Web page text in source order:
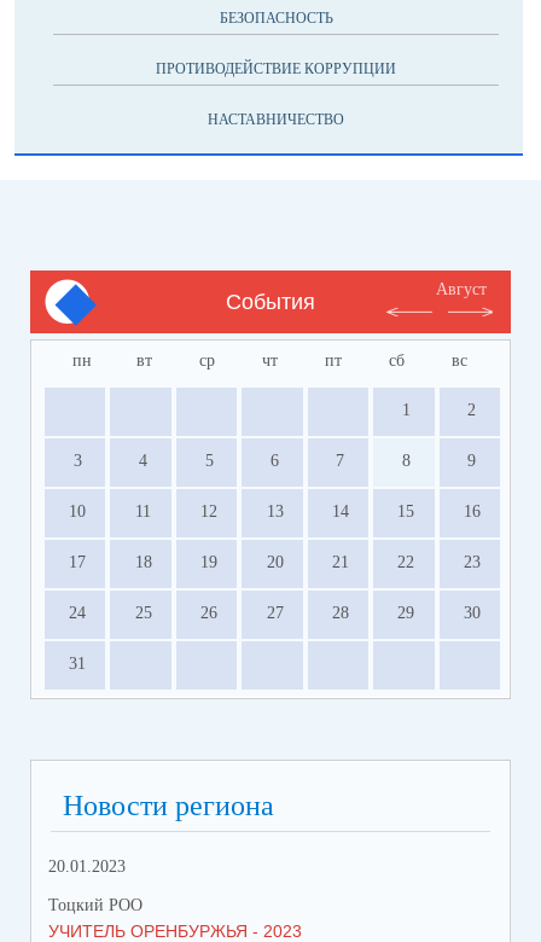
БЕЗОПАСНОСТЬ
ПРОТИВОДЕЙСТВИЕ КОРРУПЦИИ
НАСТАВНИЧЕСТВО
События
Август
пн вт ср чт пт сб вс
1 2
3 4 5 6 7 8 9
10 11 12 13 14 15 16
17 18 19 20 21 22 23
24 25 26 27 28 29 30
31
Новости региона
20.01.2023
Тоцкий РОО
УЧИТЕЛЬ ОРЕНБУРЖЬЯ - 2023